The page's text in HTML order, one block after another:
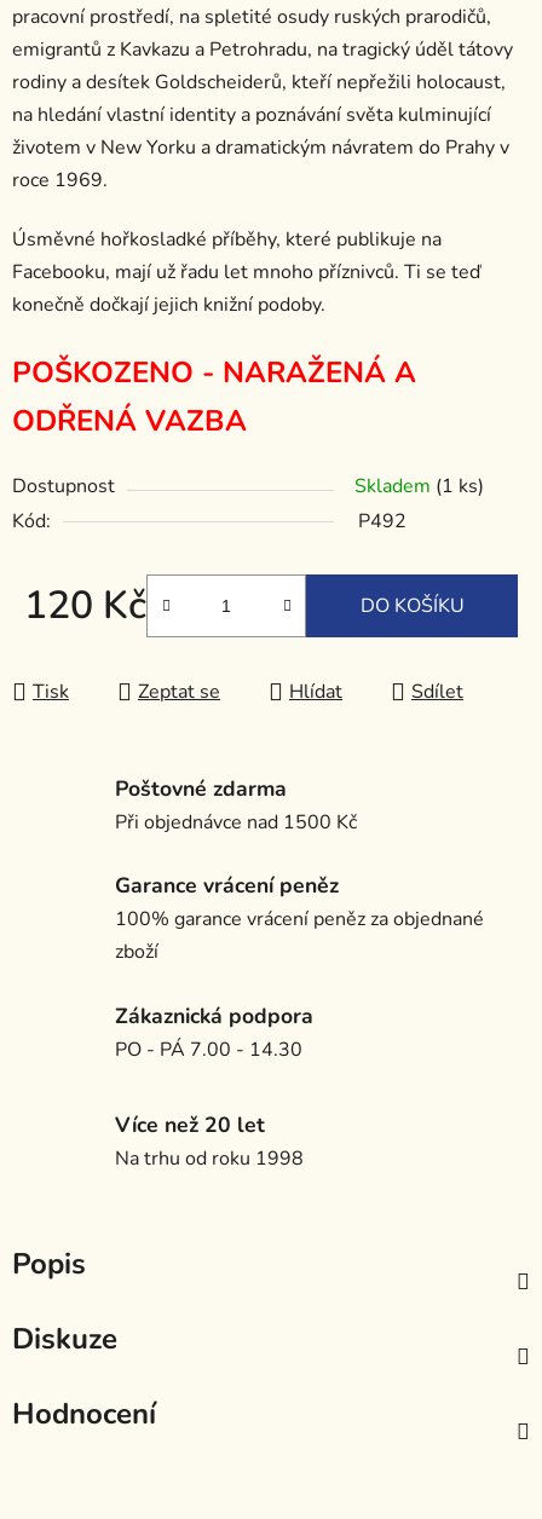
pracovní prostředí, na spletité osudy ruských prarodičů,
emigrantů z Kavkazu a Petrohradu, na tragický úděl tátovy
rodiny a desítek Goldscheiderů, kteří nepřežili holocaust,
na hledání vlastní identity a poznávání světa kulminující
životem v New Yorku a dramatickým návratem do Prahy v
roce 1969.
Úsměvné hořkosladké příběhy, které publikuje na
Facebooku, mají už řadu let mnoho příznivců. Ti se teď
konečně dočkají jejich knižní podoby.
POŠKOZENO - NARAŽENÁ A
ODŘENÁ VAZBA
Dostupnost Skladem (1 ks)
Kód:
P492
120 Kč DO KOŠÍKU
Tisk Zeptat se Hlídat Sdílet
Poštovné zdarma
Při objednávce nad 1500 Kč
Garance vrácení peněz
100% garance vrácení peněz za objednané
zboží
Zákaznická podpora
PO - PÁ 7.00 - 14.30
Více než 20 let
Na trhu od roku 1998
Popis
Diskuze
Hodnocení